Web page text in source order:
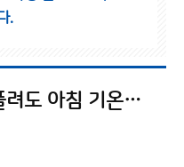
.
일요일 낮부터 추위가 풀려도 아침 기온이 계속 영하권